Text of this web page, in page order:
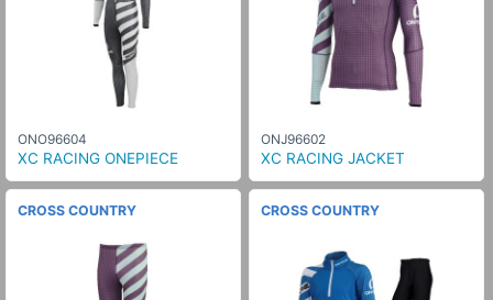
ONO96604
XC RACING ONEPIECE
ONJ96602
XC RACING JACKET
CROSS COUNTRY CROSS COUNTRY